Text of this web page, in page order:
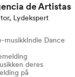
de Artistas
Lydekspert
musikkIndie Dance
deres
på